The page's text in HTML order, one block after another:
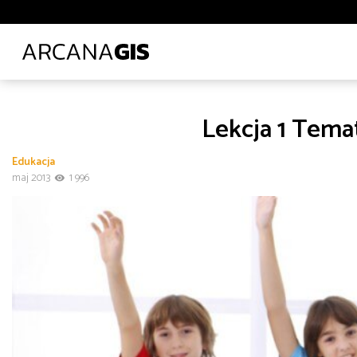
Biblioteki i muzea Ciepłownictwo Energetyka
Leśnictwo
Logistyka
Polecane tematy
Administracja
Infrastruktura i telekomunikacja
Lekcja 1
Edukacja
maj 2013
1 996